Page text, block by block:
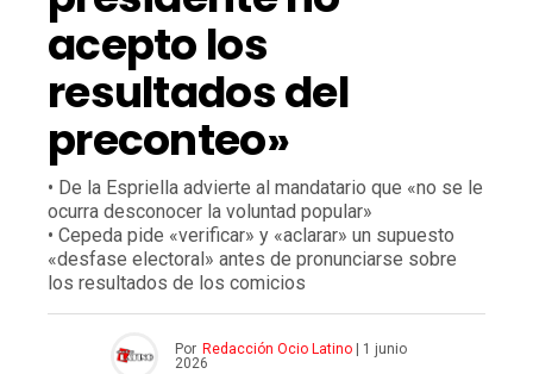
acepto los
resultados del
preconteo»
• De la Espriella advierte al mandatario que «no se le
ocurra desconocer la voluntad popular»
• Cepeda pide «verificar» y «aclarar» un supuesto
«desfase electoral» antes de pronunciarse sobre
los resultados de los comicios
Por Redacción Ocio Latino
1 junio
2026